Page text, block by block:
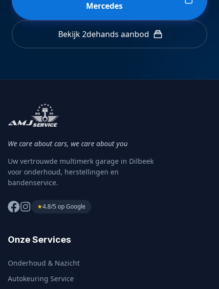
Mercedes
Bekijk 2dehands aanbod
We care about cars, we care about you
Uw vertrouwde multimerk garage in Dilbeek
voor onderhoud, herstellingen en
bandenservice.
★4.8/5 op Google
Onze Services
Onderhoud & Nazicht
Autokeuring Service